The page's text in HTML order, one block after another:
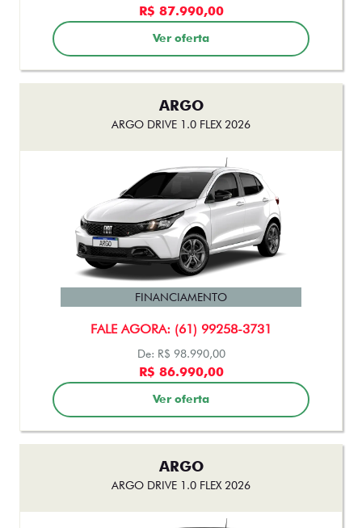
R$ 87.990,00
Ver oferta
ARGO
ARGO DRIVE 1.0 FLEX 2026
FALE AGORA: (61) 99258-3731
FINANCIAMENTO
De: R$ 98.990,00
R$ 86.990,00
Ver oferta
ARGO
ARGO DRIVE 1.0 FLEX 2026